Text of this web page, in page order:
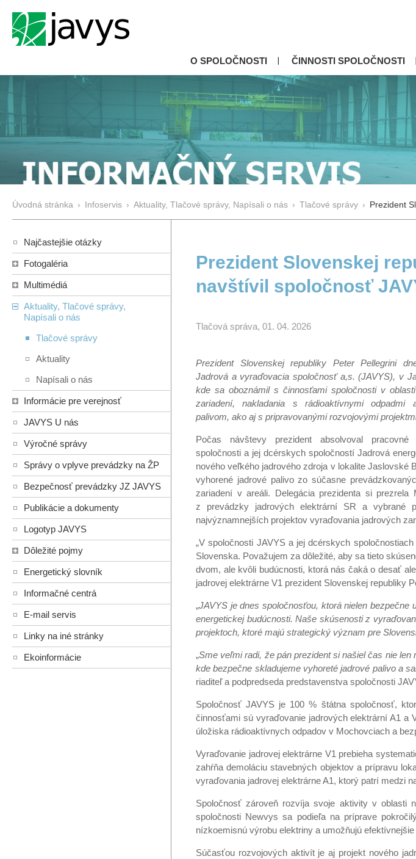
O SPOLOČNOSTI ČINNOSTI SPOLOČNOSTI
Úvodná stránka › Infoservis › Aktuality, Tlačové správy, Napísali o nás › Tlačové správy › Prezident
Najčastejšie otázky
Fotogaléria
Multimédiá
Aktuality, Tlačové správy,
Napísali o nás
Tlačové správy
Aktuality
Napísali o nás
Informácie pre verejnosť
JAVYS U nás
Výročné správy
Správy o vplyve prevádzky na ŽP
Bezpečnosť prevádzky JZ JAVYS
Publikácie a dokumenty
Logotyp JAVYS
Dôležité pojmy
Energetický slovník
Informačné centrá
E-mail servis
Linky na iné stránky
Ekoinformácie
Prezident Slovenskej
navštívil spoločnosť
Tlačová správa, 01. 04. 2026
Prezident Slovenskej republiky Peter Pellegrini
Jadrová a vyraďovacia spoločnosť a,s. (JAVYS), v
kde sa oboznámil s činnosťami spoločnosti v
zariadení, nakladania s rádioaktívnymi odpadmi
palivom, ako aj s pripravovanými rozvojovými
Počas návštevy prezident absolvoval
spoločnosti a jej dcérskych spoločností Jadrová
nového veľkého jadrového zdroja v lokalite
vyhorené jadrové palivo zo súčasne
zariadení v areáli. Delegácia prezidenta si
z prevádzky jadrových elektrární SR a vybrané
najvýznamnejších projektov vyraďovania jadrových
„V spoločnosti JAVYS a jej dcérskych
Slovenska. Považujem za dôležité, aby sa tieto
dvom, ale kvôli budúcnosti, ktorá nás čaká o desať
jadrovej elektrárne V1 prezident Slovenskej republiky
„JAVYS je dnes spoločnosťou, ktorá nielen
energetickej budúcnosti. Naše skúsenosti z
projektoch, ktoré majú strategický význam pre
„Sme veľmi radi, že pán prezident si našiel čas nie
kde bezpečne skladujeme vyhoreté jadrové palivo a
riaditeľ a podpredseda predstavenstva spoločnosti
Spoločnosť JAVYS je 100 % štátna spoločnosť,
činnosťami sú vyraďovanie jadrových elektrární A1 a
úložiska rádioaktívnych odpadov v Mochovciach a
Vyraďovanie jadrovej elektrárne V1 prebieha
zahŕňa demoláciu stavebných objektov a prípravu
vyraďovania jadrovej elektrárne A1, ktorý patrí medzi
Spoločnosť zároveň rozvíja svoje aktivity v oblasti
spoločnosti Newvys sa podieľa na príprave
nízkoemisnú výrobu elektriny a umožňujú
Súčasťou rozvojových aktivít je aj projekt nového